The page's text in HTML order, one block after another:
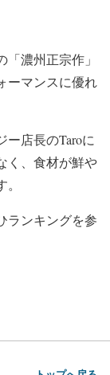
濃州正宗作」
ーマンスに優れ
ー店長のTaroに
く、食材が鮮や
ランキングを参